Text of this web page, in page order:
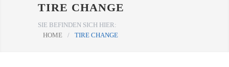
TIRE CHANGE
SIE BEFINDEN SICH HIER:
HOME
/ TIRE CHANGE